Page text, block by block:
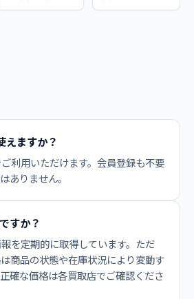
えますか？
利用いただけます。会員登録も不要
ありません。
すか？
を定期的に取得しています。ただ
商品の状態や在庫状況により変動す
確な価格は各買取店でご確認くださ